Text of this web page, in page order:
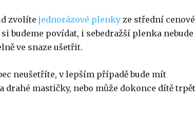
zvolíte jednorázové plenky ze střední cenové
budeme povídat, i sebedražší plenka nebude
ve snaze ušetřit.
neušetříte, v lepším případě bude mít
mastičky, nebo může dokonce dítě trpět